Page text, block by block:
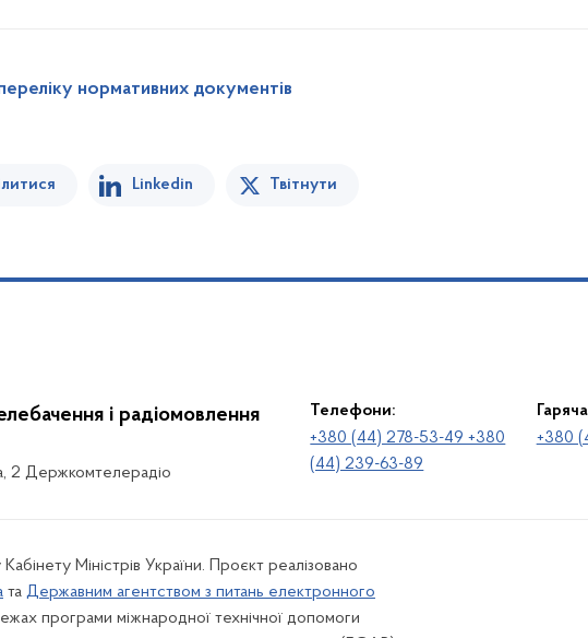
нормативних документів
Linkedin Твітнути
і радіомовлення
2 Держкомтелерадіо
Телефони:
+380 (44) 278-53-49 +380
(44) 239-63-89
+380
Міністрів України. Проєкт реалізовано
та Державним агентством з питань електронного
програми міжнародної технічної допомоги